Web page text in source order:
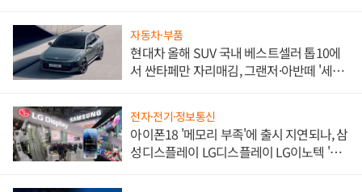
자동차·부품
현대차 올해 SUV 국내 베스트셀러 톱10에
서 싼타페만 자리매김, 그랜저·아반떼 '세단
전자·전기·정보통신
아이폰18 '메모리 부족'에 출시 지연되나, 삼
성디스플레이 LG디스플레이 LG이노텍 '탈